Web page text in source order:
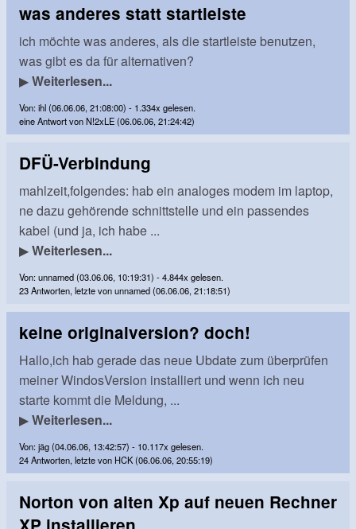
was anderes statt startleiste
ich möchte was anderes, als die startleiste benutzen,
was gibt es da für alternativen?
▶Weiterlesen...
Von: ihl (06.06.06, 21:08:00) - 1.334x gelesen.
eine Antwort von N!2xLE (06.06.06, 21:24:42)
DFÜ-Verbindung
mahlzeit,folgendes: hab ein analoges modem im laptop,
ne dazu gehörende schnittstelle und ein passendes
kabel (und ja, ich habe ...
▶Weiterlesen...
Von: unnamed (03.06.06, 10:19:31) - 4.844x gelesen.
23 Antworten, letzte von unnamed (06.06.06, 21:18:51)
keine originalversion? doch!
Hallo,ich hab gerade das neue Ubdate zum überprüfen
meiner WindosVersion installiert und wenn ich neu
starte kommt die Meldung, ...
▶Weiterlesen...
Von: jäg (04.06.06, 13:42:57) - 10.117x gelesen.
24 Antworten, letzte von HCK (06.06.06, 20:55:19)
Norton von alten Xp auf neuen Rechner